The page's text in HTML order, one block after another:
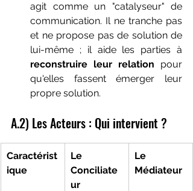
agit comme un "catalyseur" de
communication. Il ne tranche pas
et ne propose pas de solution de
reconstruire leur relation pour
qu'elles fassent émerger leur
propre solution.
A.2) Les Acteurs : Qui intervient ?
Caractérist
ique
Le
Conciliate
ur
Le
Médiateur